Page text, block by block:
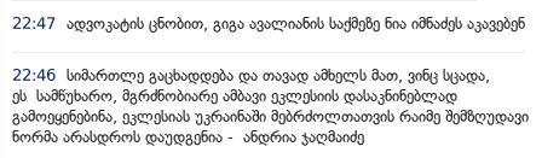
22:47 ადვოკატის ცნობით, გიგა ავალიანის საქმეზე ნია იმნაძეს აკავებენ
22:46 სიმართლე გაცხადდება და თავად ამხელს მათ, ვინც სცადა,
ეს სამწუხარო, მგრძნობიარე ამბავი ეკლესიის დასაკნინებლად
გამოეყენებინა, ეკლესიას უკრაინაში მებრძოლთათვის რაიმე შემზღუდავი
ნორმა არასდროს დაუდგენია - ანდრია ჯაღმაიძე